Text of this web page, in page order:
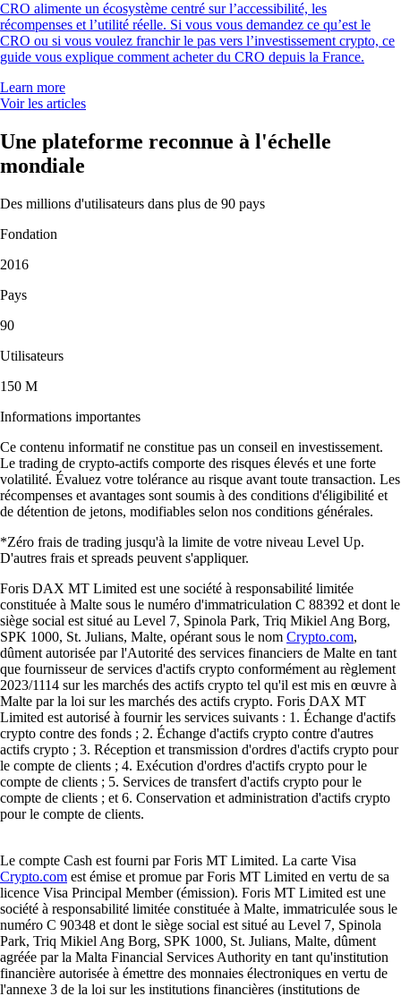
CRO alimente un écosystème centré sur l’accessibilité, les
récompenses et l’utilité réelle. Si vous vous demandez ce qu’est le
CRO ou si vous voulez franchir le pas vers l’investissement crypto, ce
guide vous explique comment acheter du CRO depuis la France.
Learn more
Voir les articles
Une plateforme reconnue à l'échelle
mondiale
Des millions d'utilisateurs dans plus de 90 pays
Fondation
2016
Pays
90
Utilisateurs
150 M
Informations importantes
Ce contenu informatif ne constitue pas un conseil en investissement.
Le trading de crypto-actifs comporte des risques élevés et une forte
volatilité. Évaluez votre tolérance au risque avant toute transaction. Les
récompenses et avantages sont soumis à des conditions d'éligibilité et
de détention de jetons, modifiables selon nos conditions générales.
*Zéro frais de trading jusqu'à la limite de votre niveau Level Up.
D'autres frais et spreads peuvent s'appliquer.
Foris DAX MT Limited est une société à responsabilité limitée
constituée à Malte sous le numéro d'immatriculation C 88392 et dont le
siège social est situé au Level 7, Spinola Park, Triq Mikiel Ang Borg,
SPK 1000, St. Julians, Malte, opérant sous le nom Crypto.com,
dûment autorisée par l'Autorité des services financiers de Malte en tant
que fournisseur de services d'actifs crypto conformément au règlement
2023/1114 sur les marchés des actifs crypto tel qu'il est mis en œuvre à
Malte par la loi sur les marchés des actifs crypto. Foris DAX MT
Limited est autorisé à fournir les services suivants : 1. Échange d'actifs
crypto contre des fonds ; 2. Échange d'actifs crypto contre d'autres
actifs crypto ; 3. Réception et transmission d'ordres d'actifs crypto pour
le compte de clients ; 4. Exécution d'ordres d'actifs crypto pour le
compte de clients ; 5. Services de transfert d'actifs crypto pour le
compte de clients ; et 6. Conservation et administration d'actifs crypto
pour le compte de clients.
Le compte Cash est fourni par Foris MT Limited. La carte Visa
Crypto.com est émise et promue par Foris MT Limited en vertu de sa
licence Visa Principal Member (émission). Foris MT Limited est une
société à responsabilité limitée constituée à Malte, immatriculée sous le
numéro C 90348 et dont le siège social est situé au Level 7, Spinola
Park, Triq Mikiel Ang Borg, SPK 1000, St. Julians, Malte, dûment
agréée par la Malta Financial Services Authority en tant qu'institution
financière autorisée à émettre des monnaies électroniques en vertu de
l'annexe 3 de la loi sur les institutions financières (institutions de